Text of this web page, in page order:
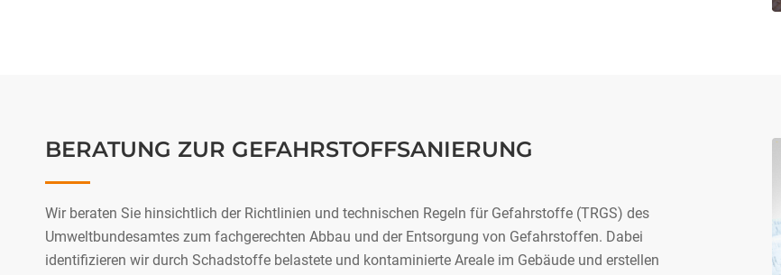
BERATUNG ZUR GEFAHRSTOFFSANIERUNG
Wir beraten Sie hinsichtlich der Richtlinien und technischen Regeln für Gefahrstoffe (TRGS) des
Umweltbundesamtes zum fachgerechten Abbau und der Entsorgung von Gefahrstoffen. Dabei
identifizieren wir durch Schadstoffe belastete und kontaminierte Areale im Gebäude und erstellen